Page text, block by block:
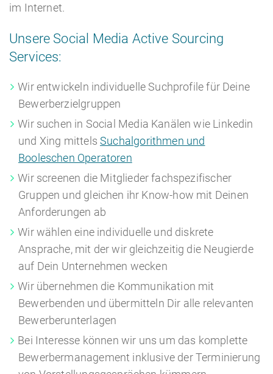
im Internet.
Unsere Social Media Active Sourcing
Services:
Wir entwickeln individuelle Suchprofile für Deine
Bewerberzielgruppen
Wir suchen in Social Media Kanälen wie Linkedin
und Xing mittelsSuchalgorithmen und
Booleschen Operatoren
Wir screenen die Mitglieder fachspezifischer
Gruppen und gleichen ihr Know-how mit Deinen
Anforderungen ab
Wir wählen eine individuelle und diskrete
Ansprache, mit der wir gleichzeitig die Neugierde
auf Dein Unternehmen wecken
Wir übernehmen die Kommunikation mit
Bewerbenden und übermitteln Dir alle relevanten
Bewerberunterlagen
Bei Interesse können wir uns um das komplette
Bewerbermanagement inklusive der Terminierung